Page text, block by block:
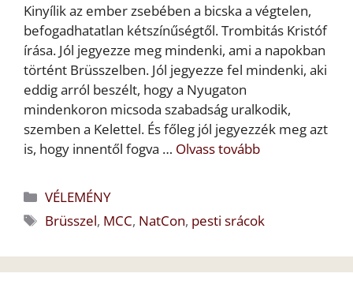
Kinyílik az ember zsebében a bicska a végtelen,
befogadhatatlan kétszínűségtől. Trombitás Kristóf
írása. Jól jegyezze meg mindenki, ami a napokban
történt Brüsszelben. Jól jegyezze fel mindenki, aki
eddig arról beszélt, hogy a Nyugaton
mindenkoron micsoda szabadság uralkodik,
szemben a Kelettel. És főleg jól jegyezzék meg azt
is, hogy innentől fogva … Olvass tovább
Kategória
VÉLEMÉNY
Címkék
Brüsszel, MCC, NatCon, pesti srácok